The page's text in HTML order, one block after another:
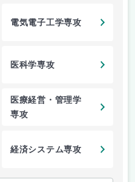
電気電子工学専攻
医科学専攻
医療経営・管理学
専攻
経済システム専攻